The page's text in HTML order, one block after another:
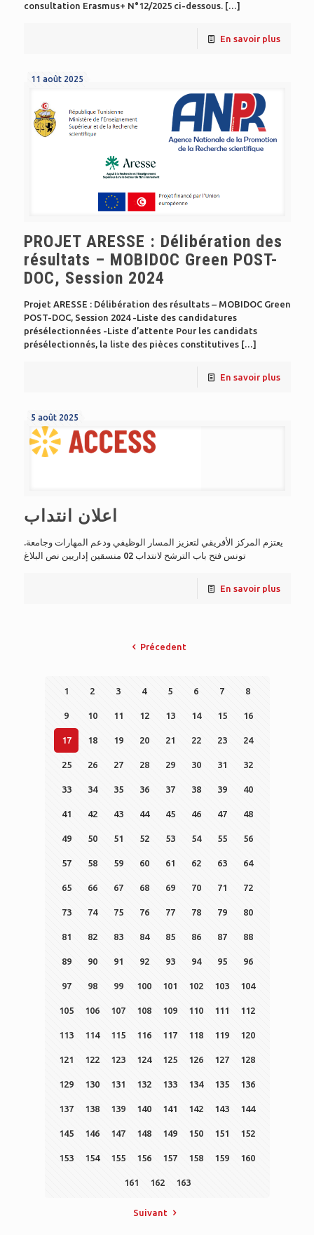
consultation Erasmus+ N°12/2025 ci-dessous.[…]
En savoir plus
11 août 2025
PROJET ARESSE : Délibération des
résultats – MOBIDOC Green POST-
DOC, Session 2024
Projet ARESSE : Délibération des résultats – MOBIDOC Green
POST-DOC, Session 2024 -Liste des candidatures
présélectionnées -Liste d’attente Pour les candidats
présélectionnés, la liste des pièces constitutives[…]
En savoir plus
5 août 2025
اعلان انتداب
.يعتزم المركز الأفريقي لتعزيز المسار الوظيفي ودعم المهارات وجامعة
تونس فتح باب الترشح لانتداب 02 منسقين إداريين نص البلاغ
En savoir plus
Précedent
1 2 3 4 5 6 7 8
9 10 11 12 13 14 15 16
17 18 19 20 21 22 23 24
25 26 27 28 29 30 31 32
33 34 35 36 37 38 39 40
41 42 43 44 45 46 47 48
49 50 51 52 53 54 55 56
57 58 59 60 61 62 63 64
65 66 67 68 69 70 71 72
73 74 75 76 77 78 79 80
81 82 83 84 85 86 87 88
89 90 91 92 93 94 95 96
97 98 99 100 101 102 103 104
105 106 107 108 109 110 111 112
113 114 115 116 117 118 119 120
121 122 123 124 125 126 127 128
129 130 131 132 133 134 135 136
137 138 139 140 141 142 143 144
145 146 147 148 149 150 151 152
153 154 155 156 157 158 159 160
161 162 163
Suivant